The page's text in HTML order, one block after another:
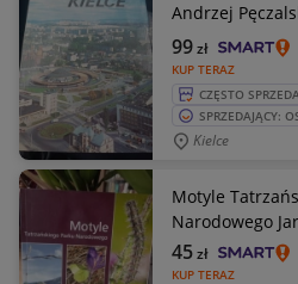
Andrzej
KUP TERAZ
99zł
CZĘSTO
SPRZEDAJĄCY:
Kielce
Motyle
Narodowego
KUP TERAZ
45zł